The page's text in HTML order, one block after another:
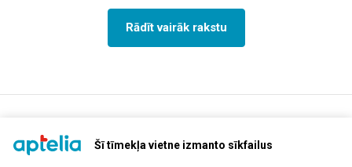
Šī tīmekļa vietne izmanto sīkfailus
Rādīt vairāk rakstu